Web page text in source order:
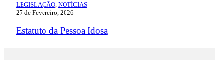
LEGISLAÇÃO, NOTÍCIAS
27 de Fevereiro, 2026
Estatuto da Pessoa Idosa